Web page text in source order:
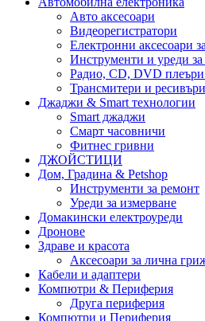
Авто аксесоари
Видеорегистратори
Електронни аксесоари
Инструменти и уреди за
Радио, CD, DVD плеъри
Трансмитери и ресивъри
Джаджи & Smart технологии
Smart джаджи
Смарт часовничи
Фитнес гривни
ДЖОЙСТИЦИ
Дом, Градина & Petshop
Инструменти за ремонт
Уреди за измерване
Домакински електроуреди
Дронове
Здраве и красота
Аксесоари за лична
Кабели и адаптери
Компютри & Периферия
Друга периферия
Компютри и Периферия